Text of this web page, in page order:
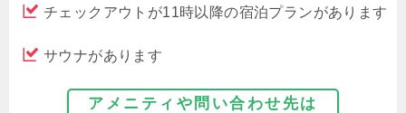
チェックアウトが11時以降の宿泊プランがあります
サウナがあります
アメニティや問い合わせ先は